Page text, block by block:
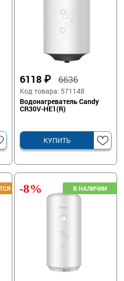
6118 ₽6636
Код товара: 571148
Водонагреватель Candy
CR30V-HE1(R)
КУПИТЬ
-8%